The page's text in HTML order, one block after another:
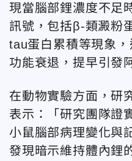
現當腦部鋰濃度不足
訊號，包括β-類澱粉
tau蛋白累積等現象
功能衰退，提早引發
在動物實驗方面，研
表示：「研究團隊證
小鼠腦部病理變化與
發現暗示維持體內鋰